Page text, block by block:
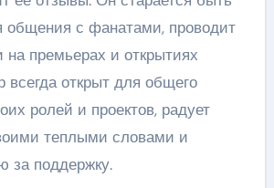
общения с фанатами, проводит
на премьерах и открытиях
всегда открыт для общего
ролей и проектов, радует
теплыми словами и
за поддержку.